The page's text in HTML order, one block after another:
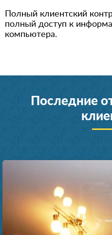
Полный клиентский
полный доступ к
компьютера.
Последние